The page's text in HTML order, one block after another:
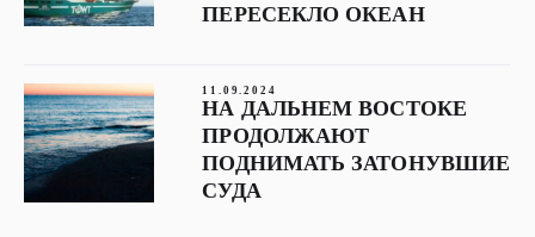
ПЕРЕСЕКЛО ОКЕАН
11.09.2024
НА ДАЛЬНЕМ ВОСТОКЕ
ПРОДОЛЖАЮТ
ПОДНИМАТЬ ЗАТОНУВШИЕ
СУДА